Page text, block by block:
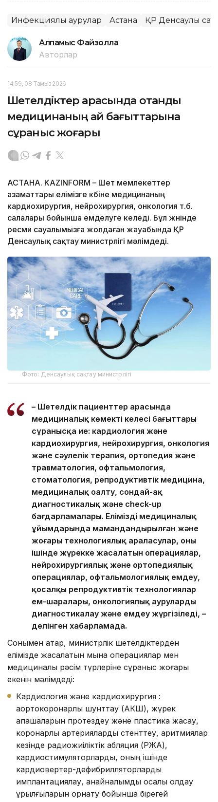
Инфекциялық аурулар Астана ҚР Денсаулық
Алпамыс Файзолла
Авторлар
14:59, 08 Тамыз 2026
Шетелдіктер арасында отандық
медицинаның қай бағыттарына
сұраныс жоғары
АСТАНА. KAZINFORM – Шет мемлекеттер
азаматтары елімізге көбіне медицинаның
кардиохирургия, нейрохирургия, онкология т.б.
салалары бойынша емделуге келеді. Бұл жөнінде
ресми сауалымызға жолдаған жауабында ҚР
Денсаулық сақтау министрлігі мәлімдеді.
Фото: Денсаулық сақтау министрлігі
– Шетелдік пациенттер арасында
медициналық көмектің келесі бағыттары
сұранысқа ие: кардиология және
кардиохирургия, нейрохирургия, онкология
және сәулелік терапия, ортопедия және
травматология, офтальмология,
стоматология, репродуктивтік медицина,
медициналық оңалту, сондай-ақ
диагностикалық және check-up
бағдарламалары. Еліміздің медициналық
ұйымдарында мамандандырылған және
жоғары технологиялық араласулар, оның
ішінде жүрекке жасалатын операциялар,
нейрохирургиялық және ортопедиялық
операциялар, офтальмологиялық емдеу,
қосалқы репродуктивтік технологиялар
ем-шаралары, онкологиялық ауруларды
диагностикалау және емдеу жүргізіледі, –
делінген хабарламада.
Сонымен қатар, министрлік шетелдіктерден
елімізде жасалатын мына операциялар мен
медициналық рәсім түрлеріне сұраныс жоғары
екенін мәлімдеді:
Кардиология және кардиохирургия :
аортокоронарлық шунттау (АКШ), жүрек
қақпақшаларын протездеу және пластика жасау,
коронарлық артерияларды стенттеу, аритмиялар
кезінде радиожиіліктік абляция (РЖА),
кардиостимуляторларды, оның ішінде
кардиовертер-дефибрилляторларды
имплантациялау, қанайналымды қосалқы қолдау
құрылғыларын орнату бойынша бірегей